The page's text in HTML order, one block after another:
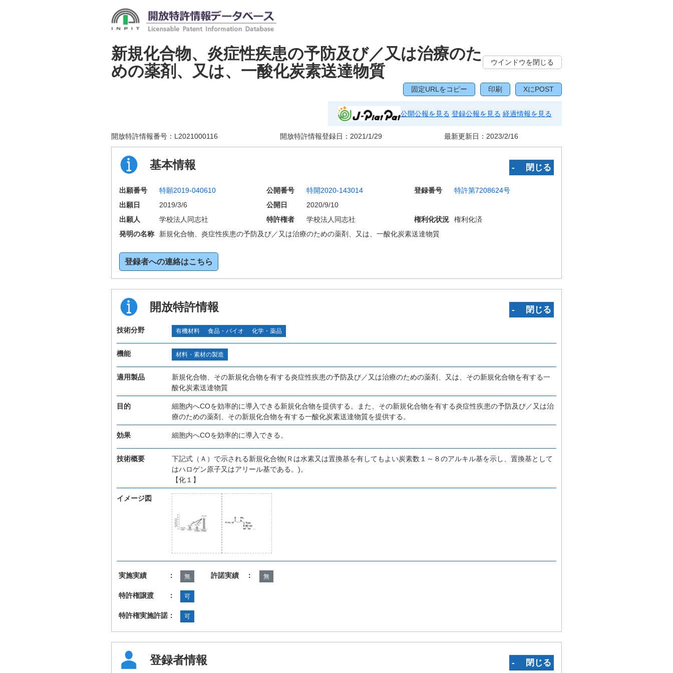
新規化合物、炎症性疾患の予防及び／又は治療のた
めの薬剤、又は、一酸化炭素送達物質
ウインドウを閉じる
固定URLをコピー 印刷 XにPOST
公開公報を見る 登録公報を見る 経過情報を見る
開放特許情報番号： L2021000116 開放特許情報登録日： 2021/1/29 最新更新日： 2023/2/16
基本情報 ‐ 閉じる
出願番号 特願2019-040610 公開番号 特開2020-143014 登録番号
特許第7208624号
出願日
2019/3/6 公開日
2020/9/10
出願人
学校法人同志社 特許権者 学校法人同志社 権利化状況
権利化済
発明の名称
新規化合物、炎症性疾患の予防及び／又は治療のための薬剤、又は、一酸化炭素送達物質
登録者への連絡はこちら
開放特許情報 ‐ 閉じる
技術分野 有機材料 食品・バイオ 化学・薬品
機能 材料・素材の製造
適用製品
新規化合物、その新規化合物を有する炎症性疾患の予防及び／又は治療のための薬剤、又は、その新規化合物を有する一
酸化炭素送達物質
目的
細胞内へCOを効率的に導入できる新規化合物を提供する。また、その新規化合物を有する炎症性疾患の予防及び／又は治
療のための薬剤、その新規化合物を有する一酸化炭素送達物質を提供する。
効果 細胞内へCOを効率的に導入できる。
技術概要
下記式（Ａ）で示される新規化合物(Ｒは水素又は置換基を有してもよい炭素数１～８のアルキル基を示し、置換基として
はハロゲン原子又はアリール基である。)。
【化１】
イメージ図
実施実績 ： 無 許諾実績 ： 無
特許権譲渡 ： 可
特許権実施許諾： 可
登録者情報 ‐ 閉じる